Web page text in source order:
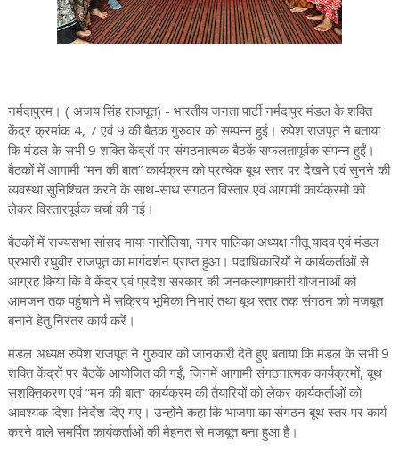
नर्मदापुरम। ( अजय सिंह राजपूत) - भारतीय जनता पार्टी नर्मदापुर मंडल के शक्ति
केंद्र क्रमांक 4, 7 एवं 9 की बैठक गुरुवार को सम्पन्न हुई। रुपेश राजपूत ने बताया
कि मंडल के सभी 9 शक्ति केंद्रों पर संगठनात्मक बैठकें सफलतापूर्वक संपन्न हुईं।
बैठकों में आगामी “मन की बात” कार्यक्रम को प्रत्येक बूथ स्तर पर देखने एवं सुनने की
व्यवस्था सुनिश्चित करने के साथ-साथ संगठन विस्तार एवं आगामी कार्यक्रमों को
लेकर विस्तारपूर्वक चर्चा की गई।
बैठकों में राज्यसभा सांसद माया नारोलिया, नगर पालिका अध्यक्ष नीतू यादव एवं मंडल
प्रभारी रघुवीर राजपूत का मार्गदर्शन प्राप्त हुआ। पदाधिकारियों ने कार्यकर्ताओं से
आग्रह किया कि वे केंद्र एवं प्रदेश सरकार की जनकल्याणकारी योजनाओं को
आमजन तक पहुंचाने में सक्रिय भूमिका निभाएं तथा बूथ स्तर तक संगठन को मजबूत
बनाने हेतु निरंतर कार्य करें।
मंडल अध्यक्ष रुपेश राजपूत ने गुरुवार को जानकारी देते हुए बताया कि मंडल के सभी 9
शक्ति केंद्रों पर बैठकें आयोजित की गईं, जिनमें आगामी संगठनात्मक कार्यक्रमों, बूथ
सशक्तिकरण एवं “मन की बात” कार्यक्रम की तैयारियों को लेकर कार्यकर्ताओं को
आवश्यक दिशा-निर्देश दिए गए। उन्होंने कहा कि भाजपा का संगठन बूथ स्तर पर कार्य
करने वाले समर्पित कार्यकर्ताओं की मेहनत से मजबूत बना हुआ है।